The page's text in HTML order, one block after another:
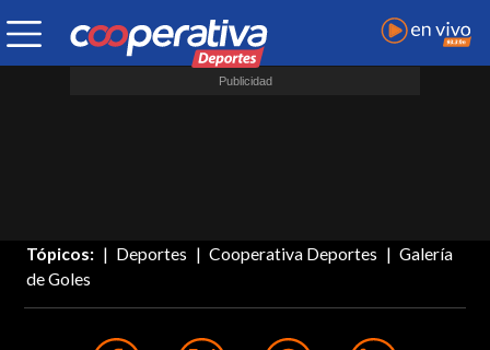
Tópicos: Deportes Cooperativa Deportes
Galería
de Goles